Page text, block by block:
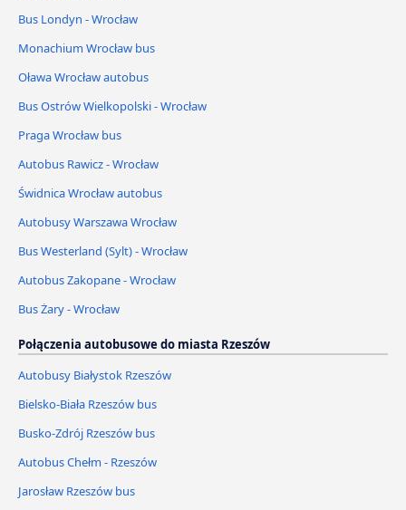
Bus Londyn - Wrocław
Monachium Wrocław bus
Oława Wrocław autobus
Bus Ostrów Wielkopolski - Wrocław
Praga Wrocław bus
Autobus Rawicz - Wrocław
Świdnica Wrocław autobus
Autobusy Warszawa Wrocław
Bus Westerland (Sylt) - Wrocław
Autobus Zakopane - Wrocław
Bus Żary - Wrocław
Połączenia autobusowe do miasta Rzeszów
Autobusy Białystok Rzeszów
Bielsko-Biała Rzeszów bus
Busko-Zdrój Rzeszów bus
Autobus Chełm - Rzeszów
Jarosław Rzeszów bus